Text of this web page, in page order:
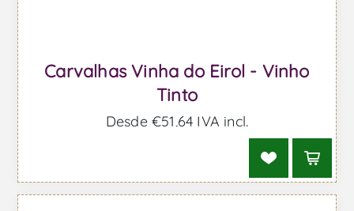
Carvalhas Vinha do Eirol - Vinho
Tinto
Desde €51,64 IVA incl.